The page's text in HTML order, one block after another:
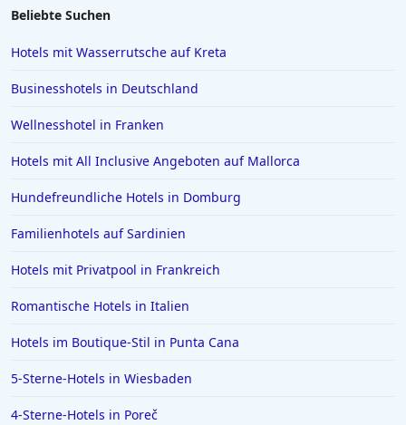
Beliebte Suchen
Hotels mit Wasserrutsche auf Kreta
Businesshotels in Deutschland
Wellnesshotel in Franken
Hotels mit All Inclusive Angeboten auf Mallorca
Hundefreundliche Hotels in Domburg
Familienhotels auf Sardinien
Hotels mit Privatpool in Frankreich
Romantische Hotels in Italien
Hotels im Boutique-Stil in Punta Cana
5-Sterne-Hotels in Wiesbaden
4-Sterne-Hotels in Poreč